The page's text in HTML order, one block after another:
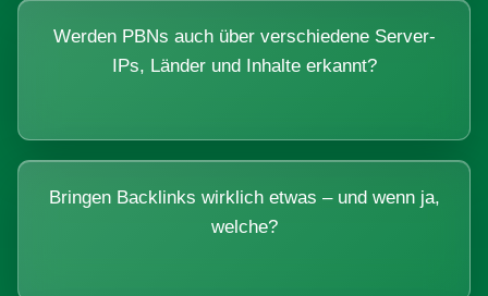
Werden PBNs auch über verschiedene Server-
IPs, Länder und Inhalte erkannt?
Bringen Backlinks wirklich etwas – und wenn ja,
welche?